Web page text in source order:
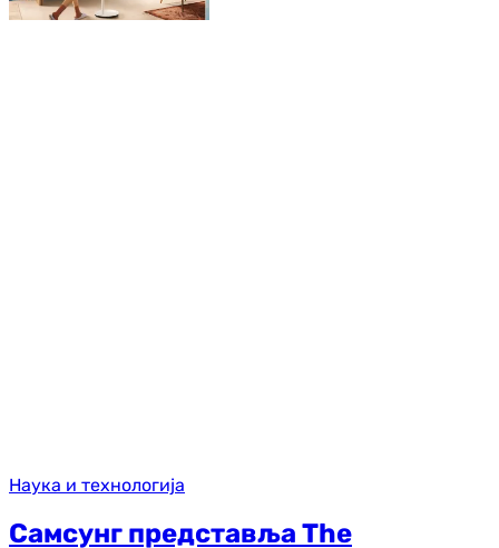
Наука и технологија
Самсунг представља The